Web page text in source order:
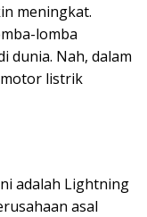
meningkat.
lomba
dunia. Nah, dalam
listrik
adalah Lightning
asal